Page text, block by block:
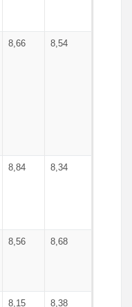
8,66 8,54
8,84 8,34
8,56 8,68
8,15 8,38